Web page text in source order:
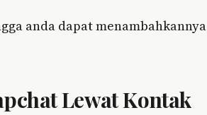
anda dapat menambahkannya
Lewat Kontak